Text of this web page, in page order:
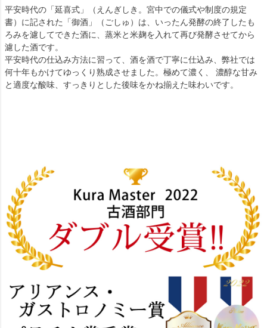
平安時代の「延喜式」（えんぎしき。宮中での儀式や制度の規定
書）に記された「御酒」（ごしゅ）は、いったん発酵の終了したも
ろみを濾してできた酒に、蒸米と米麹を入れて再び発酵させてから
濾した酒です。
平安時代の仕込み方法に習って、酒を酒で丁寧に仕込み、弊社では
何十年もかけてゆっくり熟成させました。極めて濃く、 濃醇な甘み
と適度な酸味、すっきりとした後味をかね揃えた味わいです。